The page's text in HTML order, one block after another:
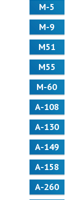
М-5
М-9
М51
М55
M-60
А-108
А-130
А-149
А-158
А-260